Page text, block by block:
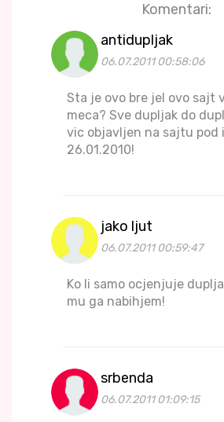
Komentari:
antidupljak
06.07.2011 00:58:06
Sta je ovo bre jel ovo sajt
meca? Sve dupljak do
vic objavljen na sajtu pod
26.01.2010!
jako ljut
06.07.2011 00:59:47
Ko li samo ocjenjuje
mu ga nabihjem!
srbenda
06.07.2011 01:09:15